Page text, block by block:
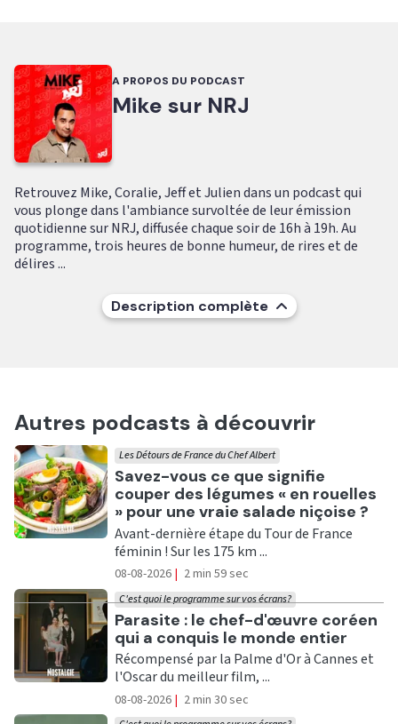
A PROPOS DU PODCAST
Mike sur NRJ
Retrouvez Mike, Coralie, Jeff et Julien dans un podcast qui
vous plonge dans l'ambiance survoltée de leur émission
quotidienne sur NRJ, diffusée chaque soir de 16h à 19h. Au
programme, trois heures de bonne humeur, de rires et de
délires ...
Description complète
Autres podcasts à découvrir
Ecouter
Savez-vous ce que signifie
couper des légumes « en rouelles
» pour une vraie salade niçoise ?
Les Détours de France du Chef Albert
Avant-dernière étape du Tour de France
féminin ! Sur les 175 km ...
08-08-2026 | 2 min 59 sec
Ecouter
Parasite : le chef-d'œuvre coréen
qui a conquis le monde entier
C'est quoi le programme sur vos écrans?
Récompensé par la Palme d'Or à Cannes et
l'Oscar du meilleur film, ...
08-08-2026 | 2 min 30 sec